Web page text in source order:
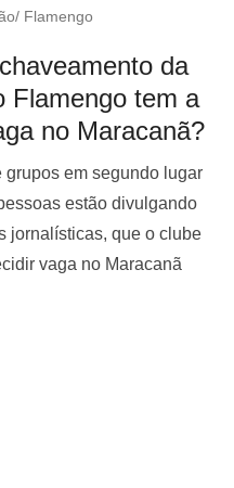
Flamengo
da
Flamengo tem a
no Maracanã?
em segundo lugar
estão divulgando
jornalísticas, que o clube
vaga no Maracanã